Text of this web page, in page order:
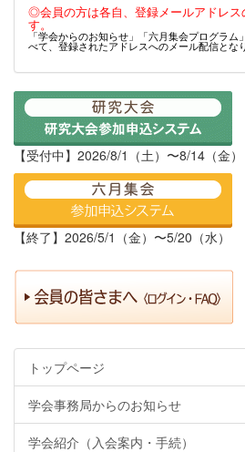
◎会員の方は各自、登録メールアドレス
す。
「学会からのお知らせ」「六月集会プログラ
べて、登録されたアドレスへのメール配信とな
【受付中】2026/8/1（土）〜8/14（金）
【終了】2026/5/1（金）〜5/20（水）
トップページ
学会事務局からのお知らせ
学会紹介（入会案内・手続）